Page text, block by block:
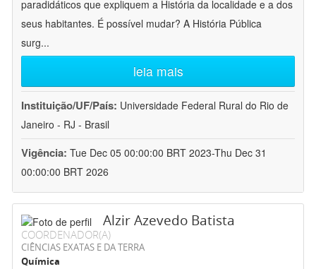
paradidáticos que expliquem a História da localidade e a dos
seus habitantes. É possível mudar? A História Pública
surg...
leia mais
Instituição/UF/País: Universidade Federal Rural do Rio de
Janeiro - RJ - Brasil
Vigência: Tue Dec 05 00:00:00 BRT 2023-Thu Dec 31
00:00:00 BRT 2026
Alzir Azevedo Batista
COORDENADOR(A)
CIÊNCIAS EXATAS E DA TERRA
Química